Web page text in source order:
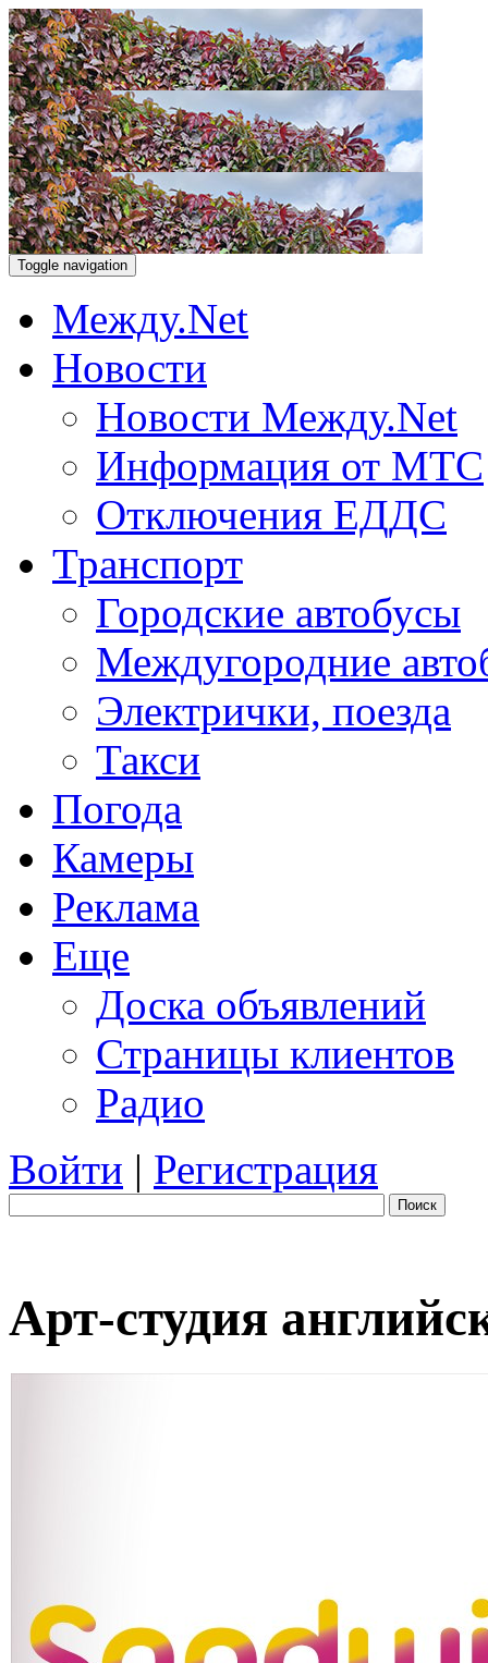
Toggle navigation
Между.Net
Новости
Новости Между.Net
Информация от МТС
Отключения ЕДДС
Транспорт
Городские автобусы
Междугородние
Электрички, поезда
Такси
Погода
Камеры
Реклама
Еще
Доска объявлений
Страницы клиентов
Радио
Войти | Регистрация
Поиск
Арт-студия